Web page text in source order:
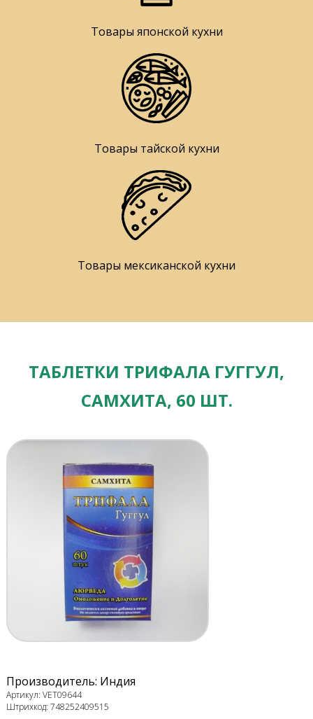
Товары японской кухни
Товары тайской кухни
Товары мексиканской кухни
ТАБЛЕТКИ ТРИФАЛА ГУГГУЛ,
САМХИТА, 60 ШТ.
Производитель: Индия
Артикул: VET09644
Штрихкод: 748252409515